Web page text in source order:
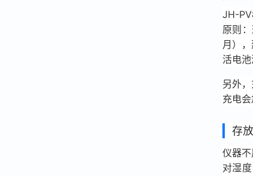
JH-
原则
月）
活电池
另外
充电
存
仪器
对湿